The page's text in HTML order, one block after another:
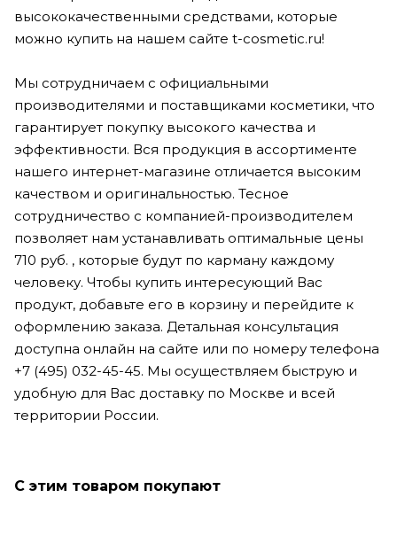
высококачественными средствами, которые
можно купить на нашем сайте t-cosmetic.ru!
Мы сотрудничаем с официальными
производителями и поставщиками косметики, что
гарантирует покупку высокого качества и
эффективности. Вся продукция в ассортименте
нашего интернет-магазине отличается высоким
качеством и оригинальностью. Тесное
сотрудничество с компанией-производителем
позволяет нам устанавливать оптимальные цены
710 руб. , которые будут по карману каждому
человеку. Чтобы купить интересующий Вас
продукт, добавьте его в корзину и перейдите к
оформлению заказа. Детальная консультация
доступна онлайн на сайте или по номеру телефона
+7 (495) 032-45-45. Мы осуществляем быструю и
удобную для Вас доставку по Москве и всей
территории России.
С этим товаром покупают